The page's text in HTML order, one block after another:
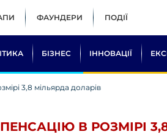
ФАУНДЕРИ ПОДІЇ
БІЗНЕС ІННОВАЦІЇ
3,8 мільярда доларів
В РОЗМІРІ